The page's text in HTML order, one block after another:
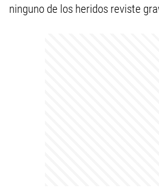
ninguno de los heridos reviste